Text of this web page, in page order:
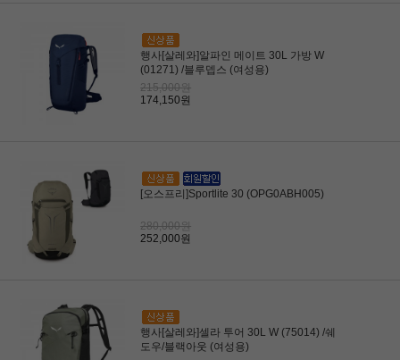
행사[살레와]알파인 메이트 30L 가방 W
(01271) /블루뎁스 (여성용)
215,000원
174,150원
[오스프리]Sportlite 30 (OPG0ABH005)
280,000원
252,000원
행사[살레와]셀라 투어 30L W (75014) /쉐
도우/블랙아웃 (여성용)